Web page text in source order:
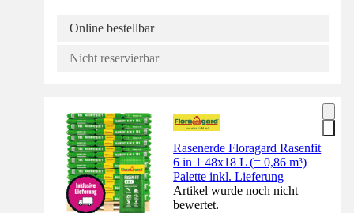
Online bestellbar
Nicht reservierbar
Rasenerde Floragard Rasenfit
6 in 1 48x18 L (= 0,86 m³)
Palette inkl. Lieferung
Artikel wurde noch nicht
bewertet.